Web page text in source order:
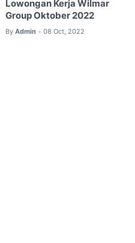
Lowongan Kerja Wilmar
Group Oktober 2022
By Admin • 08 Oct, 2022